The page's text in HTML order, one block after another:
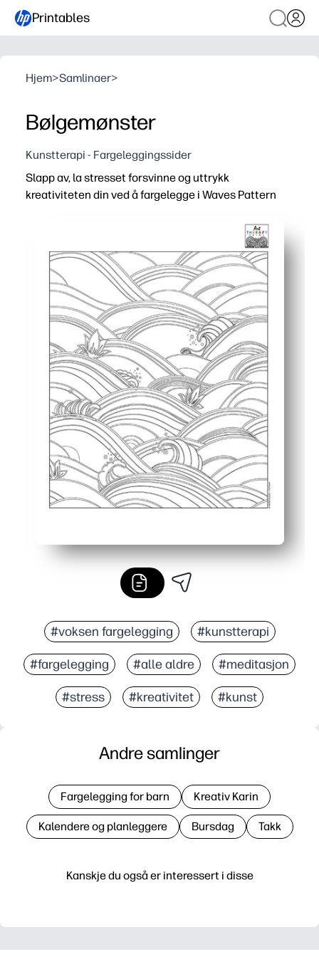
Printables
Hjem>Samlinaer>
Bølgemønster
Kunstterapi - Fargeleggingssider
Slapp av, la stresset forsvinne og uttrykk
kreativiteten din ved å fargelegge i Waves Pattern
Du skriver ut og går - null forberedelser til hjemmet,
De beroligende bølgemotivene hjelper deg med å
Du får en skjermfri kreativ tilbakestilling som
Du bygger finmotorisk kontroll, fargeplanlegging og
#voksen fargelegging #kunstterapi
#fargelegging #alle aldre #meditasjon
#stress #kreativitet #kunst
Kanskje du også er interessert i disse
Andre samlinger
Fargelegging for barn Kreativ Karin
Kalendere og planleggere Bursdag Takk